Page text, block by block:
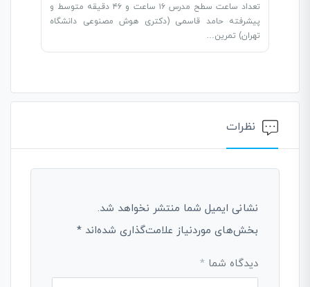
تعداد ساعت سطح مدرس ۱۶ ساعت و ۴۶ دقیقه متوسط و
پیشرفته حامد قاسمی (دکتری هوش مصنوعی دانشگاه
تهران) تمرین…
نظرات
نشانی ایمیل شما منتشر نخواهد شد.
بخش‌های موردنیاز علامت‌گذاری شده‌اند *
دیدگاه شما *